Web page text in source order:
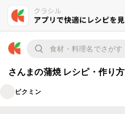
さんまの蒲焼 レシピ・作り方
ピクミン